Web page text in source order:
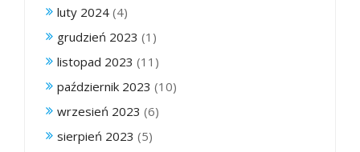
luty 2024 (4)
grudzień 2023 (1)
listopad 2023 (11)
październik 2023 (10)
wrzesień 2023 (6)
sierpień 2023 (5)